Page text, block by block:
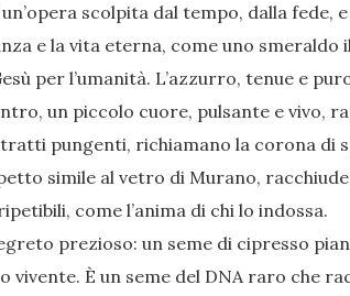
scolpita dal tempo, dalla fede,
e la vita eterna, come uno
per l’umanità. L’azzurro, tenue e
un piccolo cuore, pulsante e vivo,
pungenti, richiamano la corona di
simile al vetro di Murano,
come l’anima di chi lo indossa.
prezioso: un seme di cipresso
vivente. È un seme del DNA raro che